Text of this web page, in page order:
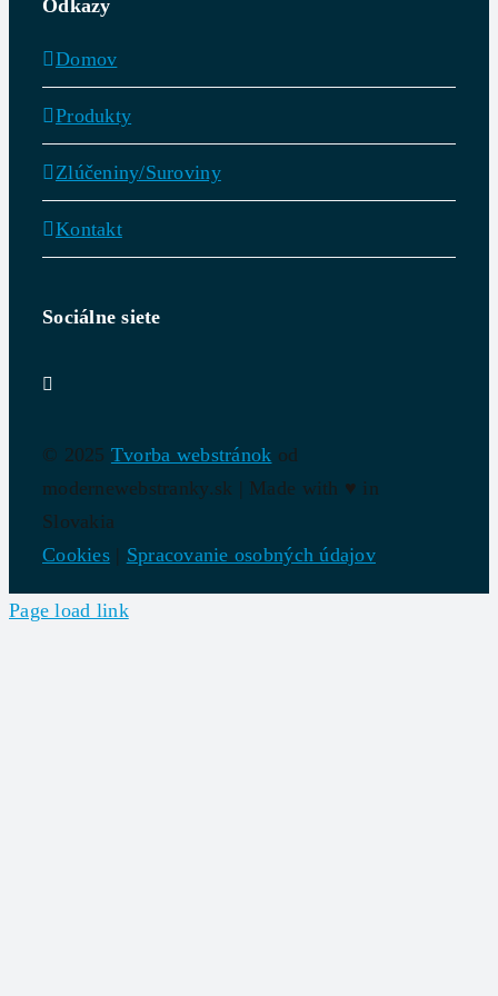
Odkazy
Domov
Produkty
Zlúčeniny/Suroviny
Kontakt
Sociálne siete
© 2025 Tvorba webstránok od
modernewebstranky.sk | Made with ♥ in
Slovakia
Cookies | Spracovanie osobných údajov
Page load link